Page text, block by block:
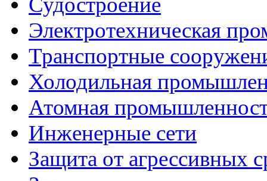
Электротехническая
Транспортные
Холодильная
Атомная
Инженерные сети
Защита от агрессивных